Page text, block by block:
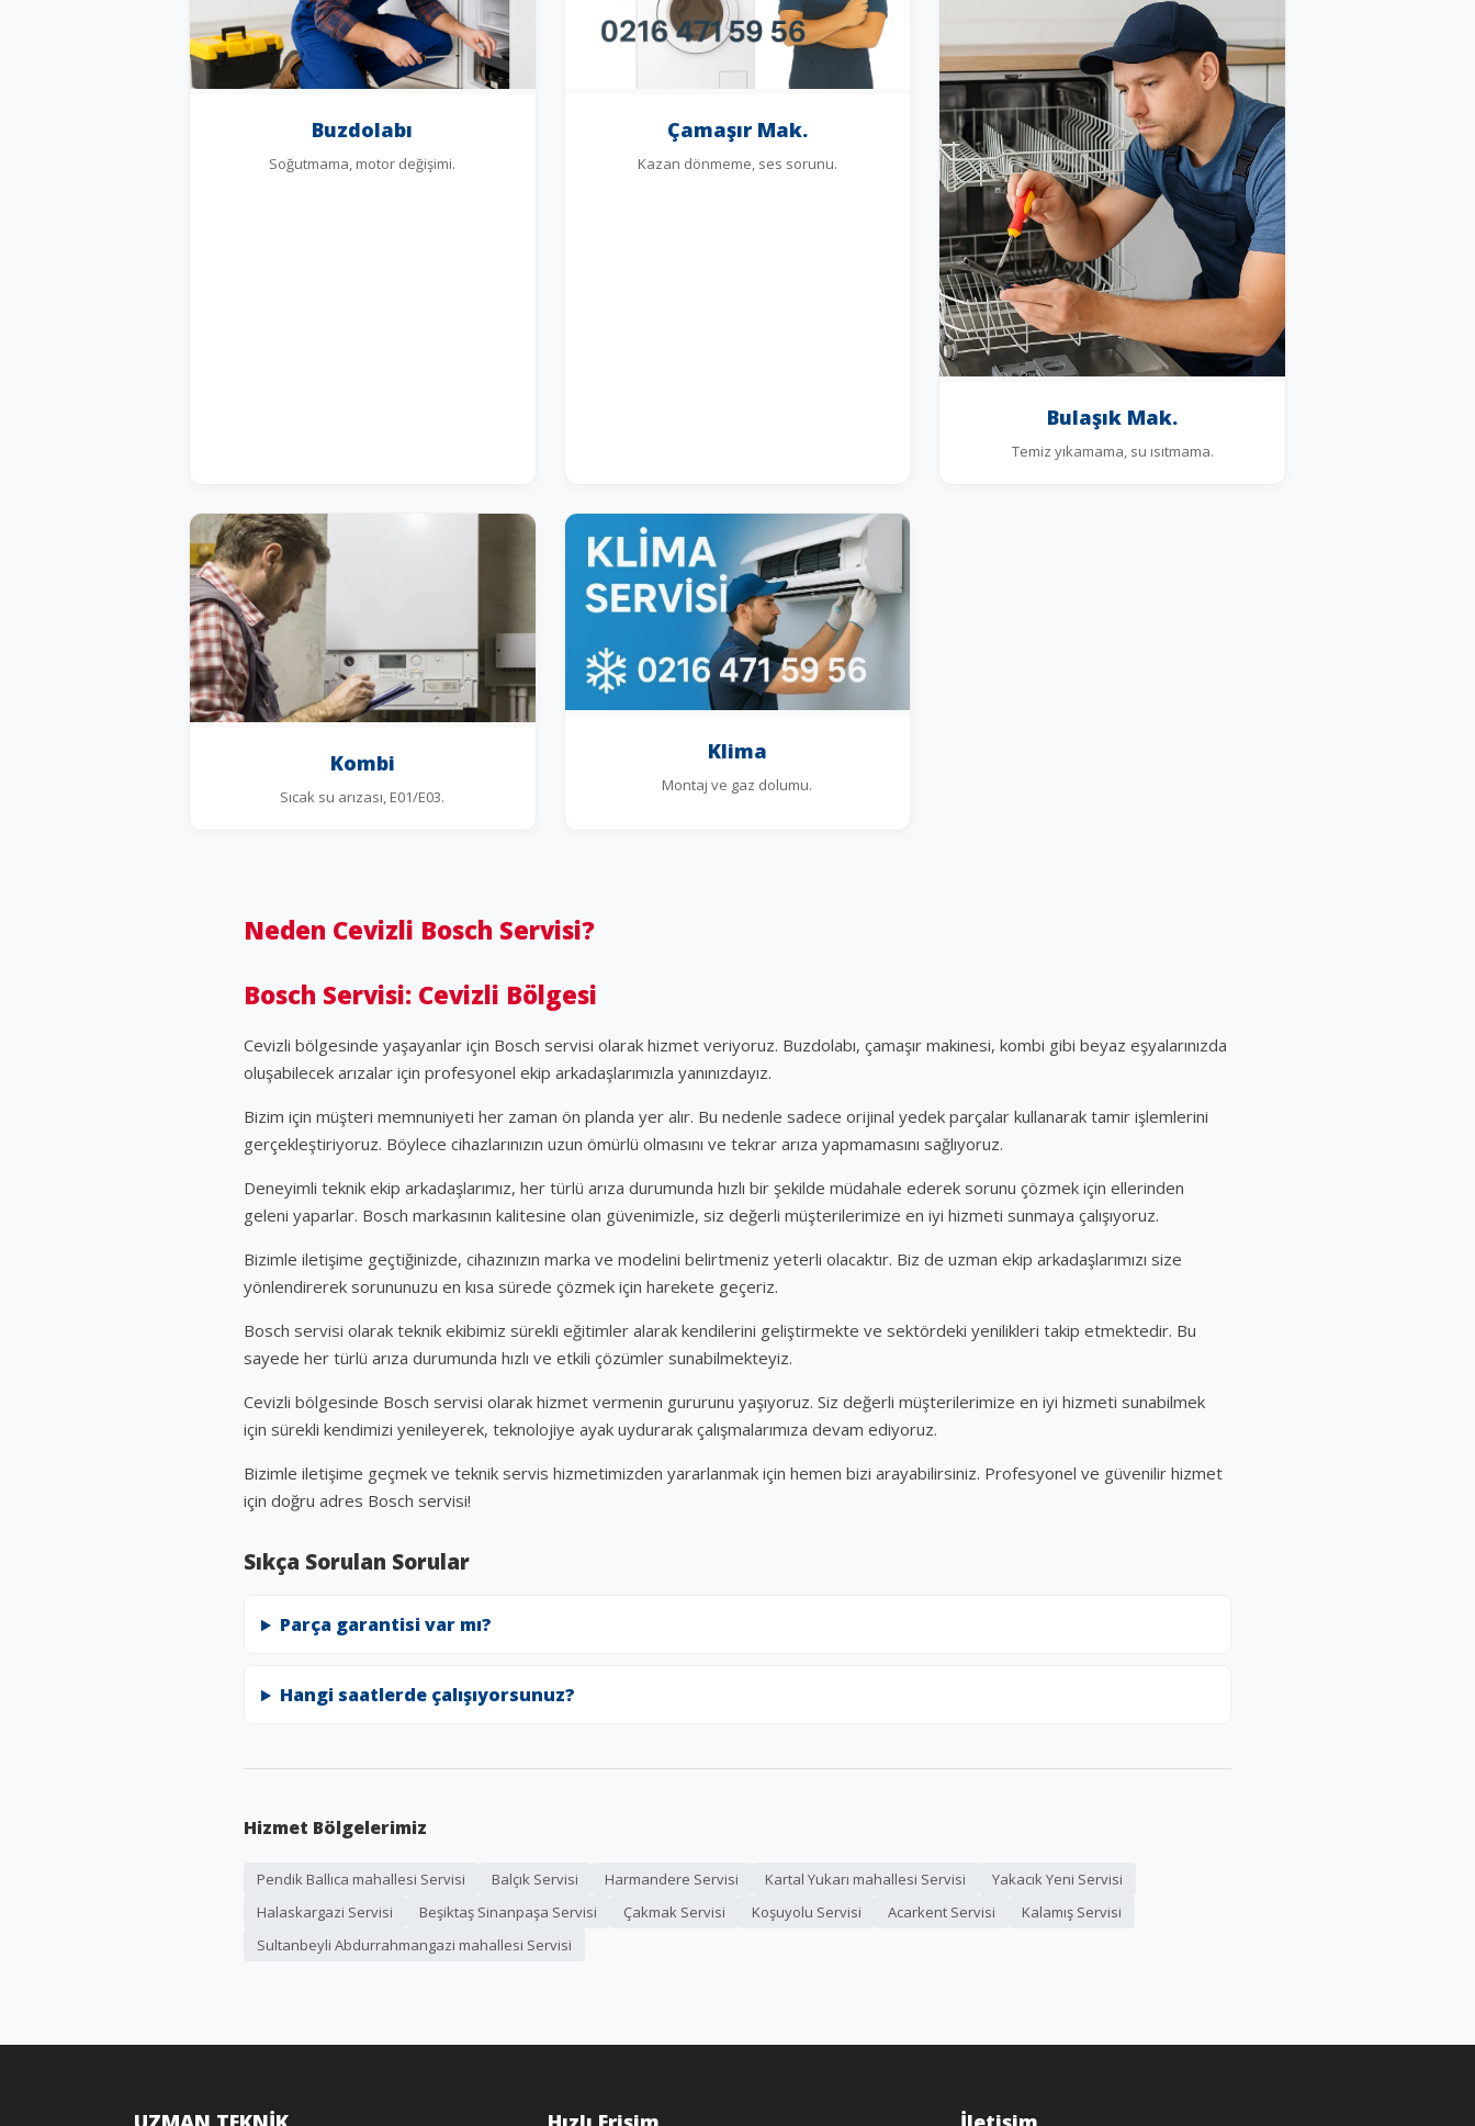
Buzdolabı
Soğutmama, motor değişimi.
Çamaşır Mak.
Kazan dönmeme, ses sorunu.
Bulaşık Mak.
Temiz yıkamama, su ısıtmama.
Kombi
Sıcak su arızası, E01/E03.
Klima
Montaj ve gaz dolumu.
Neden Cevizli Bosch Servisi?
Bosch Servisi: Cevizli Bölgesi
Cevizli bölgesinde yaşayanlar için Bosch servisi olarak hizmet veriyoruz. Buzdolabı, çamaşır makinesi, kombi gibi beyaz eşyalarınızda
oluşabilecek arızalar için profesyonel ekip arkadaşlarımızla yanınızdayız.
Bizim için müşteri memnuniyeti her zaman ön planda yer alır. Bu nedenle sadece orijinal yedek parçalar kullanarak tamir işlemlerini
gerçekleştiriyoruz. Böylece cihazlarınızın uzun ömürlü olmasını ve tekrar arıza yapmamasını sağlıyoruz.
Deneyimli teknik ekip arkadaşlarımız, her türlü arıza durumunda hızlı bir şekilde müdahale ederek sorunu çözmek için ellerinden
geleni yaparlar. Bosch markasının kalitesine olan güvenimizle, siz değerli müşterilerimize en iyi hizmeti sunmaya çalışıyoruz.
Bizimle iletişime geçtiğinizde, cihazınızın marka ve modelini belirtmeniz yeterli olacaktır. Biz de uzman ekip arkadaşlarımızı size
yönlendirerek sorununuzu en kısa sürede çözmek için harekete geçeriz.
Bosch servisi olarak teknik ekibimiz sürekli eğitimler alarak kendilerini geliştirmekte ve sektördeki yenilikleri takip etmektedir. Bu
sayede her türlü arıza durumunda hızlı ve etkili çözümler sunabilmekteyiz.
Cevizli bölgesinde Bosch servisi olarak hizmet vermenin gururunu yaşıyoruz. Siz değerli müşterilerimize en iyi hizmeti sunabilmek
için sürekli kendimizi yenileyerek, teknolojiye ayak uydurarak çalışmalarımıza devam ediyoruz.
Bizimle iletişime geçmek ve teknik servis hizmetimizden yararlanmak için hemen bizi arayabilirsiniz. Profesyonel ve güvenilir hizmet
için doğru adres Bosch servisi!
Sıkça Sorulan Sorular
Parça garantisi var mı?
Hangi saatlerde çalışıyorsunuz?
Hizmet Bölgelerimiz
Pendik Ballıca mahallesi Servisi Balçık Servisi Harmandere Servisi Kartal Yukarı mahallesi Servisi
Yakacık Yeni Servisi
Halaskargazi Servisi
Beşiktaş Sinanpaşa Servisi Çakmak Servisi Koşuyolu Servisi Acarkent Servisi
Kalamış Servisi
Sultanbeyli Abdurrahmangazi mahallesi Servisi